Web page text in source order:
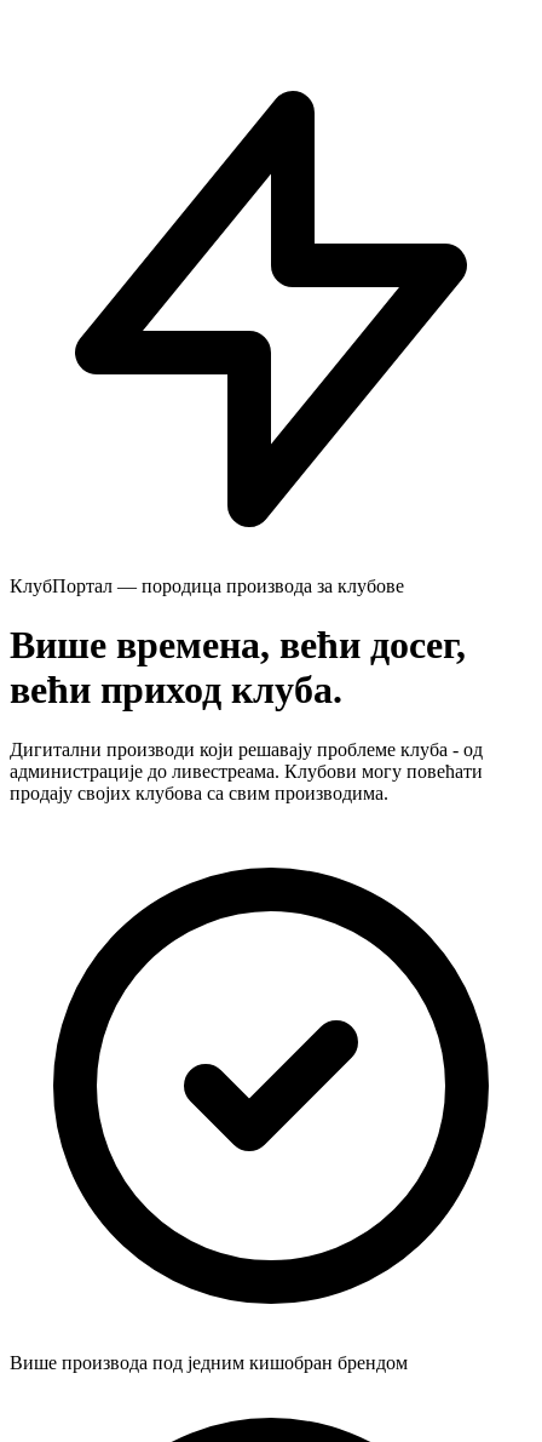
КлубПортал — породица производа за клубове
Више времена, већи досег,
већи приход клуба.
Дигитални производи који решавају проблеме клуба - од
администрације до ливестреама. Клубови могу повећати
продају својих клубова са свим производима.
Више производа под једним кишобран брендом